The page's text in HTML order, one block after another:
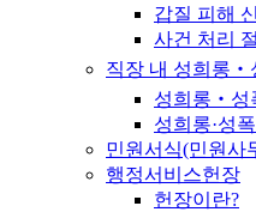
갑질 피해
사건 처리
직장 내 성희롱‧
성희롱‧성
성희롱·성
민원서식(민원사
행정서비스헌장
헌장이란?